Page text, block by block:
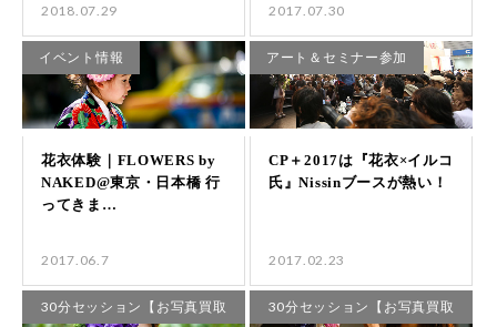
2018.07.29 2017.07.30
イベント情報
2017.06.7
アート＆セミナー参加
2017.02.23
30分セッション【お写真買取
30分セッション【お写真買取